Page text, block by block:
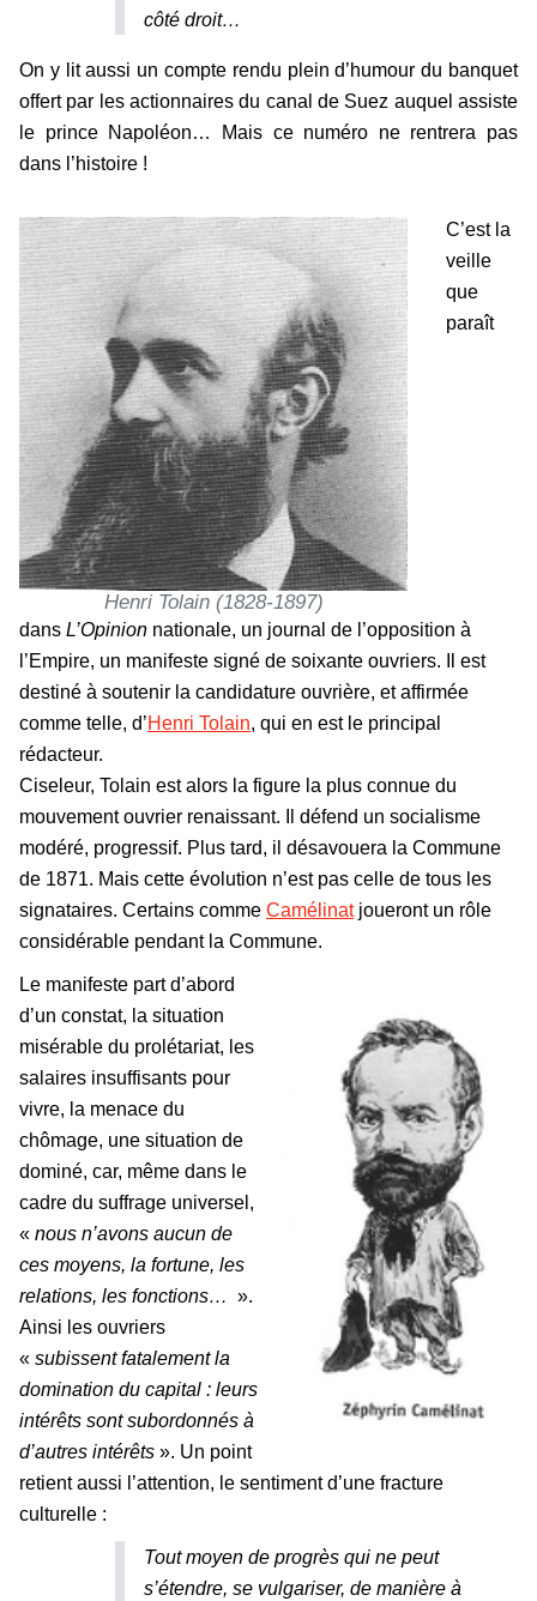
côté droit…
On y lit aussi un compte rendu plein d’humour du banquet
offert par les actionnaires du canal de Suez auquel assiste
le prince Napoléon… Mais ce numéro ne rentrera pas
dans l’histoire !
Henri Tolain (1828-1897)
C’est la
veille
que
paraît
dans L’Opinion nationale, un journal de l’opposition à
l’Empire, un manifeste signé de soixante ouvriers. Il est
destiné à soutenir la candidature ouvrière, et affirmée
comme telle, d’Henri Tolain, qui en est le principal
rédacteur.
Ciseleur, Tolain est alors la figure la plus connue du
mouvement ouvrier renaissant. Il défend un socialisme
modéré, progressif. Plus tard, il désavouera la Commune
de 1871. Mais cette évolution n’est pas celle de tous les
signataires. Certains comme Camélinatjoueront un rôle
considérable pendant la Commune.
Le manifeste part d’abord
d’un constat, la situation
misérable du prolétariat, les
salaires insuffisants pour
vivre, la menace du
chômage, une situation de
dominé, car, même dans le
cadre du suffrage universel,
« nous n’avons aucun de
ces moyens, la fortune, les
relations, les fonctions… ».
Ainsi les ouvriers
« subissent fatalement la
domination du capital : leurs
intérêts sont subordonnés à
d’autres intérêts ». Un point
retient aussi l’attention, le sentiment d’une fracture
culturelle :
Tout moyen de progrès qui ne peut
s’étendre, se vulgariser, de manière à